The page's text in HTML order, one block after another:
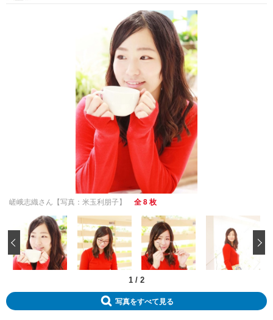
嵯峨志織さん【写真：米玉利朋子】 全 8 枚
1 / 2
‹
写真をすべて見る